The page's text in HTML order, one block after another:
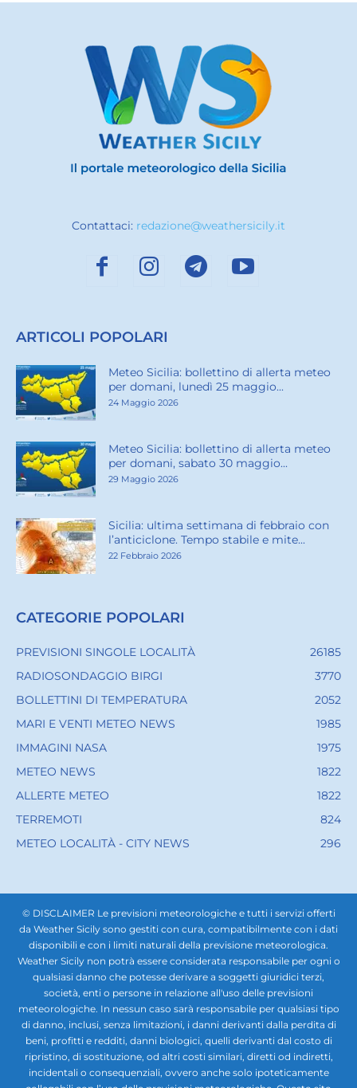
Contattaci: redazione@weathersicily.it
ARTICOLI POPOLARI
Meteo Sicilia: bollettino di allerta meteo
per domani, lunedì 25 maggio...
24 Maggio 2026
Meteo Sicilia: bollettino di allerta meteo
per domani, sabato 30 maggio...
29 Maggio 2026
Sicilia: ultima settimana di febbraio con
l’anticiclone. Tempo stabile e mite...
22 Febbraio 2026
CATEGORIE POPOLARI
PREVISIONI SINGOLE LOCALITÀ
26185
RADIOSONDAGGIO BIRGI
3770
BOLLETTINI DI TEMPERATURA
2052
MARI E VENTI METEO NEWS
1985
IMMAGINI NASA
1975
METEO NEWS
1822
ALLERTE METEO
1822
TERREMOTI
824
METEO LOCALITÀ - CITY NEWS
296
© DISCLAIMER Le previsioni meteorologiche e tutti i servizi offerti
da Weather Sicily sono gestiti con cura, compatibilmente con i dati
disponibili e con i limiti naturali della previsione meteorologica.
Weather Sicily non potrà essere considerata responsabile per ogni o
qualsiasi danno che potesse derivare a soggetti giuridici terzi,
società, enti o persone in relazione all'uso delle previsioni
meteorologiche. In nessun caso sarà responsabile per qualsiasi tipo
di danno, inclusi, senza limitazioni, i danni derivanti dalla perdita di
beni, profitti e redditi, danni biologici, quelli derivanti dal costo di
ripristino, di sostituzione, od altri costi similari, diretti od indiretti,
incidentali o consequenziali, ovvero anche solo ipoteticamente